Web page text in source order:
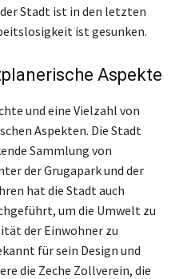
Stadt ist in den letzten
ist gesunken.
Aspekte
und eine Vielzahl von
Aspekten. Die Stadt
Sammlung von
der Grugapark und der
hat die Stadt auch
um die Umwelt zu
der Einwohner zu
für sein Design und
die Zeche Zollverein, die